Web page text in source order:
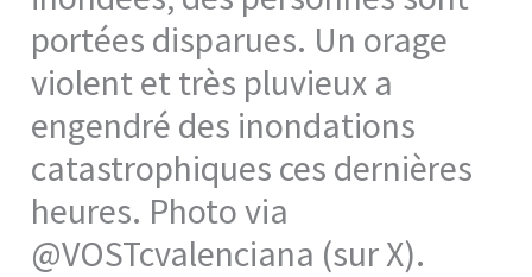
portées disparues. Un orage
violent et très pluvieux a
engendré des inondations
catastrophiques ces dernières
heures. Photo via
@VOSTcvalenciana (sur X).